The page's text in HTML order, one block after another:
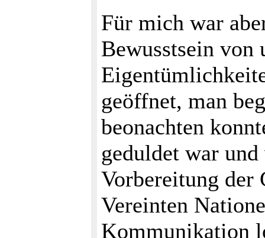
Für mich war
Bewusstsein von
geöffnet, man
beonachten
geduldet war
Vorbereitung der
Vereinten
Kommunikation